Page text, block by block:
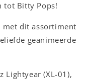
tot Bitty Pops!
met dit assortiment
geanimeerde
Lightyear (XL-01),